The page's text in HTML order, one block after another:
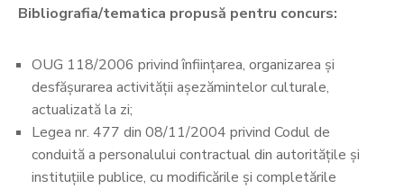
Bibliografia/tematica propusă pentru concurs:
OUG 118/2006 privind înfiinţarea, organizarea şi
desfăşurarea activităţii aşezămintelor culturale,
actualizată la zi;
Legea nr. 477 din 08/11/2004 privind Codul de
conduită a personalului contractual din autorităţile şi
instituţiile publice, cu modificările şi completările